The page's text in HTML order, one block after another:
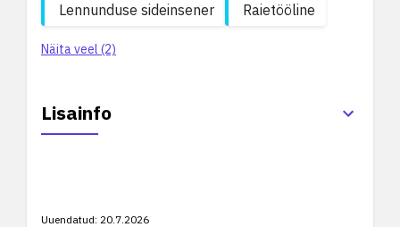
Lennunduse sideinsener
Raietööline
Näita veel (2)
Lisainfo
Uuendatud: 20.7.2026